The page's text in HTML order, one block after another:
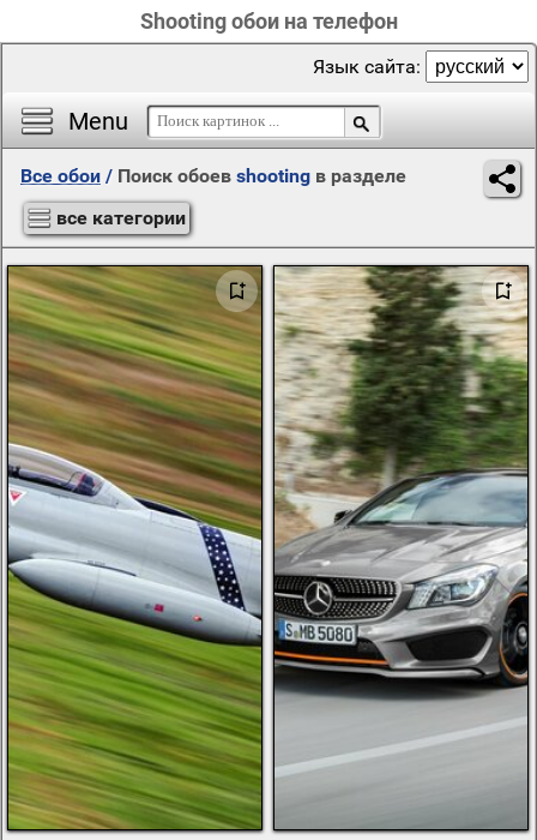
Shooting обои на телефон
Menu
Язык сайта:
Все обои / Поиск обоев shooting в разделе
все категории